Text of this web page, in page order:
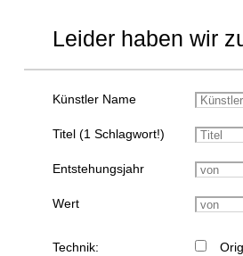
Leider haben wir
Künstler Name
Titel (1 Schlagwort!)
Entstehungsjahr
Wert
Technik: